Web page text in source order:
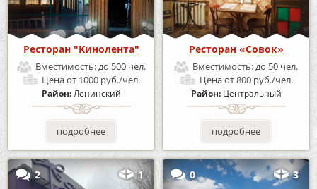
Ресторан "Кинолента"
Вместимость:до 500 чел.
Ценаот 1000 руб./чел.
Район:Ленинский
подробнее
Ресторан «Совок»
Вместимость:до 50 чел.
Ценаот 800 руб./чел.
Район: Центральный
подробнее
2 1 0 3